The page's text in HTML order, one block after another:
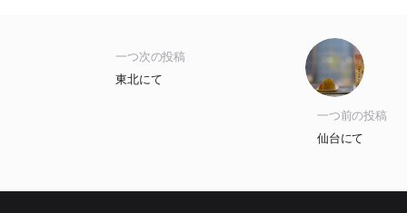
一つ前の投稿
仙台にて
一つ次の投稿
東北にて